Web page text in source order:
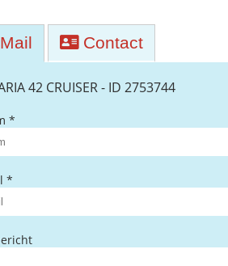
Contact
42 CRUISER - ID 2753744
*
*